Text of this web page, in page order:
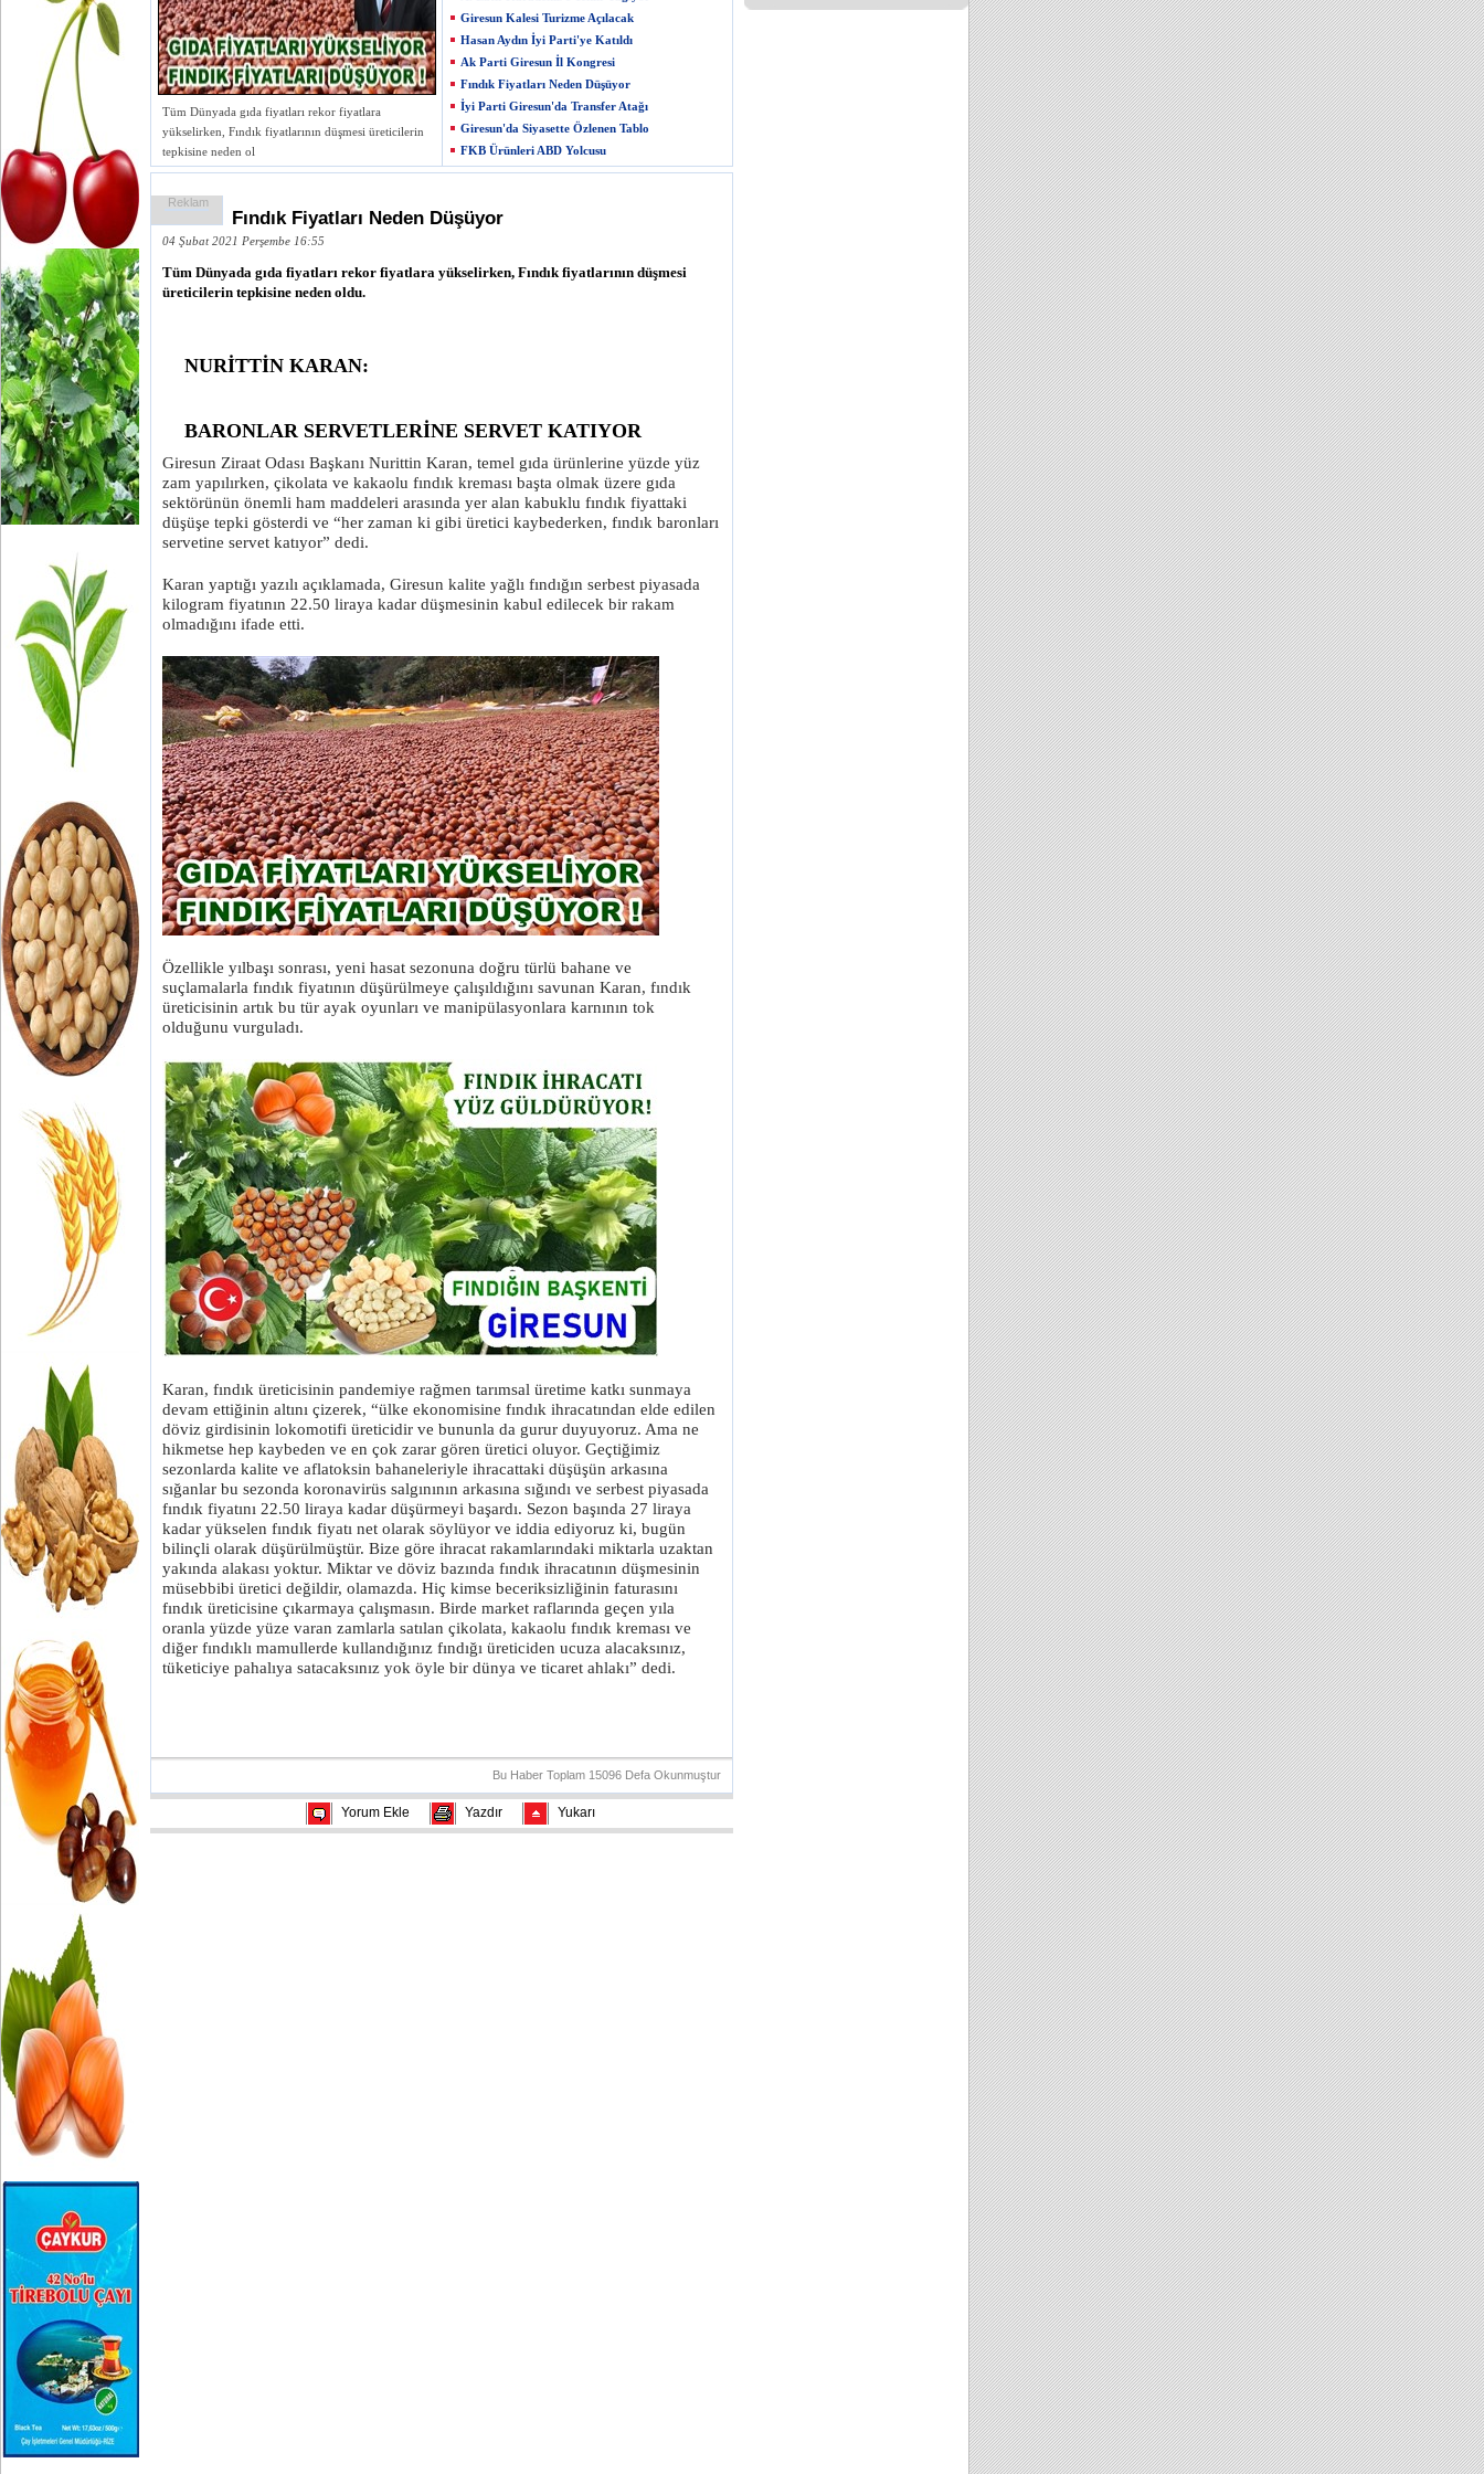
Tüm Dünyada gıda fiyatları rekor fiyatlara
yükselirken, Fındık fiyatlarının düşmesi üreticilerin
tepkisine neden ol
Giresun Kalesi Turizme Açılacak
Hasan Aydın İyi Parti'ye Katıldı
Ak Parti Giresun İl Kongresi
Fındık Fiyatları Neden Düşüyor
İyi Parti Giresun'da Transfer Atağı
Giresun'da Siyasette Özlenen Tablo
FKB Ürünleri ABD Yolcusu
Reklam
Fındık Fiyatları Neden Düşüyor
04 Şubat 2021 Perşembe 16:55
Tüm Dünyada gıda fiyatları rekor fiyatlara yükselirken, Fındık fiyatlarının düşmesi
üreticilerin tepkisine neden oldu.
NURİTTİN KARAN:
BARONLAR SERVETLERİNE SERVET KATIYOR
Giresun Ziraat Odası Başkanı Nurittin Karan, temel gıda ürünlerine yüzde yüz
zam yapılırken, çikolata ve kakaolu fındık kreması başta olmak üzere gıda
sektörünün önemli ham maddeleri arasında yer alan kabuklu fındık fiyattaki
düşüşe tepki gösterdi ve “her zaman ki gibi üretici kaybederken, fındık baronları
servetine servet katıyor” dedi.
Karan yaptığı yazılı açıklamada, Giresun kalite yağlı fındığın serbest piyasada
kilogram fiyatının 22.50 liraya kadar düşmesinin kabul edilecek bir rakam
olmadığını ifade etti.
Özellikle yılbaşı sonrası, yeni hasat sezonuna doğru türlü bahane ve
suçlamalarla fındık fiyatının düşürülmeye çalışıldığını savunan Karan, fındık
üreticisinin artık bu tür ayak oyunları ve manipülasyonlara karnının tok
olduğunu vurguladı.
Karan, fındık üreticisinin pandemiye rağmen tarımsal üretime katkı sunmaya
devam ettiğinin altını çizerek, “ülke ekonomisine fındık ihracatından elde edilen
döviz girdisinin lokomotifi üreticidir ve bununla da gurur duyuyoruz. Ama ne
hikmetse hep kaybeden ve en çok zarar gören üretici oluyor. Geçtiğimiz
sezonlarda kalite ve aflatoksin bahaneleriyle ihracattaki düşüşün arkasına
sığanlar bu sezonda koronavirüs salgınının arkasına sığındı ve serbest piyasada
fındık fiyatını 22.50 liraya kadar düşürmeyi başardı. Sezon başında 27 liraya
kadar yükselen fındık fiyatı net olarak söylüyor ve iddia ediyoruz ki, bugün
bilinçli olarak düşürülmüştür. Bize göre ihracat rakamlarındaki miktarla uzaktan
yakında alakası yoktur. Miktar ve döviz bazında fındık ihracatının düşmesinin
müsebbibi üretici değildir, olamazda. Hiç kimse beceriksizliğinin faturasını
fındık üreticisine çıkarmaya çalışmasın. Birde market raflarında geçen yıla
oranla yüzde yüze varan zamlarla satılan çikolata, kakaolu fındık kreması ve
diğer fındıklı mamullerde kullandığınız fındığı üreticiden ucuza alacaksınız,
tüketiciye pahalıya satacaksınız yok öyle bir dünya ve ticaret ahlakı” dedi.
Bu Haber Toplam 15096 Defa Okunmuştur
Yorum Ekle Yazdır Yukarı